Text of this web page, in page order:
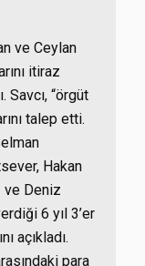
ve Ceylan
itiraz
Savcı, “örgüt
talep etti.
Hakan
ve Deniz
6 yıl 3’er
açıkladı.
para